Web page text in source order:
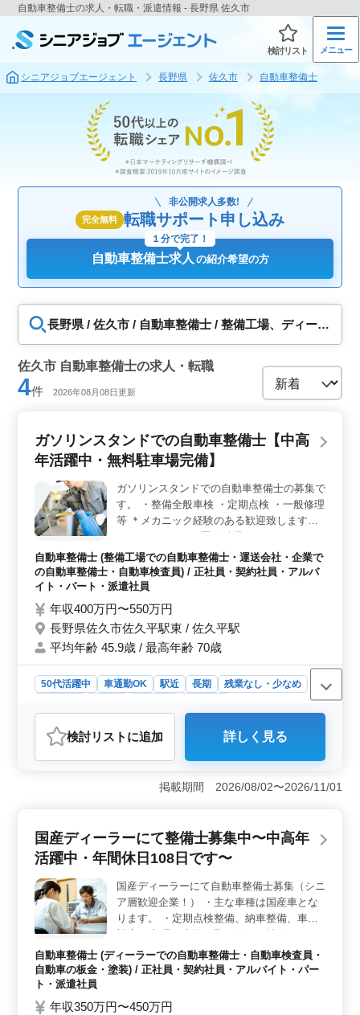
自動車整備士の求人・転職・派遣情報 - 長野県 佐久市
検討リスト メニュー
シニアジョブエージェント 長野県 佐久市 自動車整備士
完全無料
非公開求人多数!
転職サポート申し込み
自動車整備士求人 の紹介希望の方
１分で完了！
長野県 / 佐久市 / 自動車整備士 / 整備工場、ディーラ
専門店、運送会社・企業、二輪車・バイク、自動車
検査員、板金・塗装
佐久市 自動車整備士の求人・転職
4件 2026年08月08日更新
ガソリンスタンドでの自動車整備士【中高
年活躍中・無料駐車場完備】
ガソリンスタンドでの自動車整備士の募集で
す。 ・整備全般車検 ・定期点検 ・一般修理
等 ＊メカニック経験のある歓迎致します！
ニア層歓迎（50代の技術者活躍中）
自動車整備士 (整備工場での自動車整備士・運送会社・企業で
の自動車整備士・自動車検査員) / 正社員・契約社員・アルバ
イト・パート・派遣社員
年収400万円〜550万円
長野県佐久市佐久平駅東 / 佐久平駅
平均年齢 45.9歳 / 最高年齢 70歳
50代活躍中 車通勤OK 駅近 長期
残業なし・少なめ
自動車整備士
おすすめポイント
＜安定した勤務条件＞ 長野県佐久市佐久平駅東に位置
するガソリンスタンドでの自動車整備士の募集です。車
通勤OKで無料駐車場が完備されており、残業が少ない柔
＞ 中高年の技術者が多く活躍しており、ベテランシニ
ア層も歓迎されています。経験豊富な方々がチームを支
や技術を活かし、新しい環境でのチャレンジを楽しむこ
とができます。 ＜経験を活かせる業務内容＞ 自動
車整備に関する豊富な経験が必要です。整備全般や車
検、定期点検など、幅広い業務を担当します。メカニッ
ク経験者や2級自動車整備士以上の資格を持つ方々が歓迎
されています。技術を存分に活かし、安心して働ける環
境が整っています。
検討リスト に追加 詳しく見る
掲載期間 2026/08/02〜2026/11/01
国産ディーラーにて整備士募集中〜中高年
活躍中・年間休日108日です〜
国産ディーラーにて自動車整備士募集（シニ
ア層歓迎企業！） ・主な車種は国産車とな
ります。 ・定期点検整備、納車整備、車検
ブルシューティング時の整備業務全般 現在
50歳以上も活躍している企業です。 検査員
お待ちしております。
自動車整備士 (ディーラーでの自動車整備士・自動車検査員・
自動車の板金・塗装) / 正社員・契約社員・アルバイト・パー
ト・派遣社員
年収350万円〜450万円